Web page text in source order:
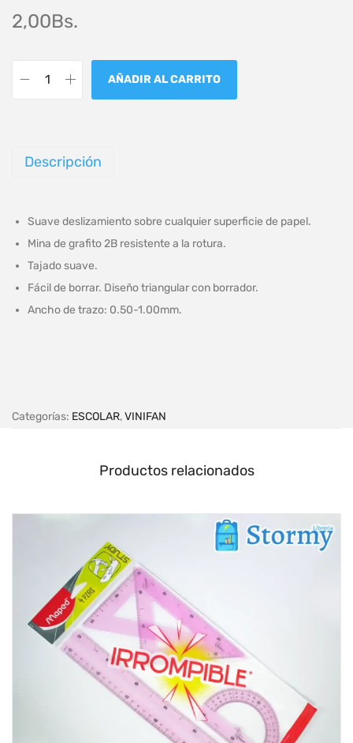
2,00Bs.
AÑADIR AL CARRITO
Descripción
Suave deslizamiento sobre cualquier superficie de papel.
Mina de grafito 2B resistente a la rotura.
Tajado suave.
Fácil de borrar. Diseño triangular con borrador.
Ancho de trazo: 0.50-1.00mm.
Categorías: ESCOLAR,VINIFAN
Productos relacionados